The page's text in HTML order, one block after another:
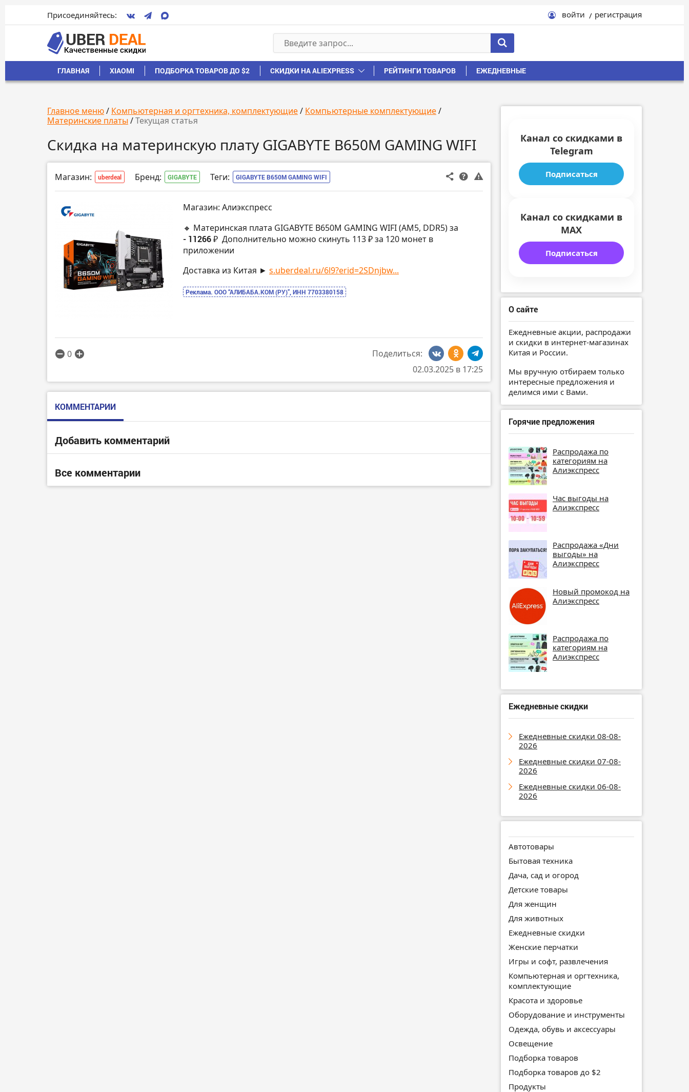
Присоединяйтесь: войти регистрация
ГЛАВНАЯ XIAOMI ПОДБОРКА ТОВАРОВ ДО $2 СКИДКИ НА ALIEXPRESS РЕЙТИНГИ ТОВАРОВ ЕЖЕДНЕВНЫЕ
Главное меню/ Компьютерная и оргтехника, комплектующие/ Компьютерные комплектующие/
Материнские платы /Текущая статья
Скидка на материнскую плату GIGABYTE B650M GAMING WIFI
Магазин: uberdeal Бренд: GIGABYTE Теги: GIGABYTE B650M GAMING WIFI
Магазин: Алиэкспресс
🔸 Материнская плата GIGABYTE B650M GAMING WIFI (AM5, DDR5) за
- 11266 ₽ Дополнительно можно скинуть 113 ₽ за 120 монет в
приложении
Доставка из Китая ► s.uberdeal.ru/6l9?erid=2SDnjbw...
Реклама. ООО “АЛИБАБА.КОМ (РУ)”, ИНН 7703380158
0
Поделиться:
02.03.2025 в 17:25
КОММЕНТАРИИ
Добавить комментарий
Все комментарии
Канал со скидками в
Telegram
Подписаться
Канал со скидками в
MAX
Подписаться
О сайте
Ежедневные акции, распродажи
и скидки в интернет-магазинах
Китая и России.
Мы вручную отбираем только
интересные предложения и
делимся ими с Вами.
Горячие предложения
Распродажа по
категориям на
Алиэкспресс
Час выгоды на
Алиэкспресс
Распродажа «Дни
выгоды» на
Алиэкспресс
Новый промокод на
Алиэкспресс
Распродажа по
категориям на
Алиэкспресс
Ежедневные скидки
Ежедневные скидки 08-08-
2026
Ежедневные скидки 07-08-
2026
Ежедневные скидки 06-08-
2026
Автотовары
Бытовая техника
Дача, сад и огород
Детские товары
Для женщин
Для животных
Ежедневные скидки
Женские перчатки
Игры и софт, развлечения
Компьютерная и оргтехника,
комплектующие
Красота и здоровье
Оборудование и инструменты
Одежда, обувь и аксессуары
Освещение
Подборка товаров
Подборка товаров до $2
Продукты